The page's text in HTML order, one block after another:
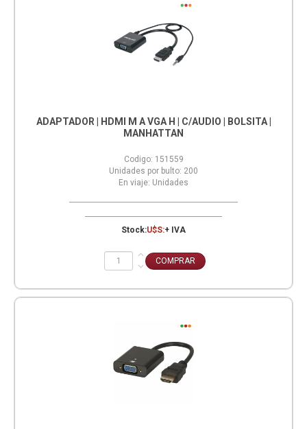
ADAPTADOR | HDMI M A VGA H | C/AUDIO | BOLSITA |
MANHATTAN
Codigo: 151559
Unidades por bulto: 200
En viaje: Unidades
Stock:U$S:+ IVA